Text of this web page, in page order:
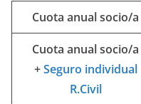
Cuota anual socio/a
Cuota anual socio/a
+Seguro individual
R.Civil